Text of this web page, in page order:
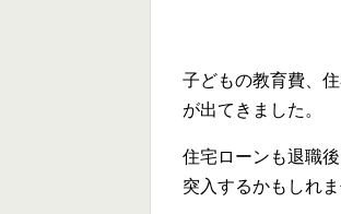
子どもの教育費、
が出てきました。
住宅ローンも退職
突入するかもしれま